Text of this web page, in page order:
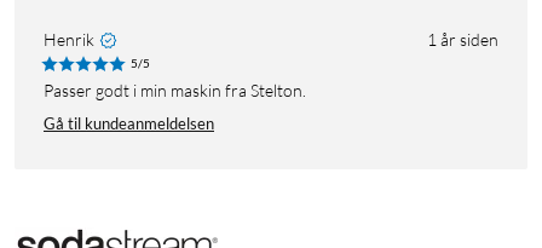
Henrik 1 år siden
5/5
Passer godt i min maskin fra Stelton.
Gå til kundeanmeldelsen